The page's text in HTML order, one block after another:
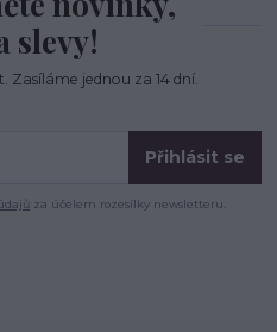
slevy!
Zasíláme jednou za 14 dní.
Přihlásit se
za účelem rozesílky newsletteru.